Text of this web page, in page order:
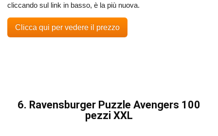
cliccando sul link in basso, è la più nuova.
Clicca qui per vedere il prezzo
6. Ravensburger Puzzle Avengers 100
pezzi XXL